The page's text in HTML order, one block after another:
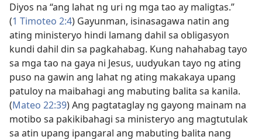
Diyos na “ang lahat ng uri ng mga tao ay maligtas.”
(1 Timoteo 2:4) Gayunman, isinasagawa natin ang
ating ministeryo hindi lamang dahil sa obligasyon
kundi dahil din sa pagkahabag. Kung nahahabag tayo
sa mga tao na gaya ni Jesus, uudyukan tayo ng ating
puso na gawin ang lahat ng ating makakaya upang
patuloy na maibahagi ang mabuting balita sa kanila.
(Mateo 22:39) Ang pagtataglay ng gayong mainam na
motibo sa pakikibahagi sa ministeryo ang magtutulak
sa atin upang ipangaral ang mabuting balita nang